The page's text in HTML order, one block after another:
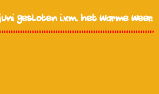
gesloten i.v.m. het warme weer.